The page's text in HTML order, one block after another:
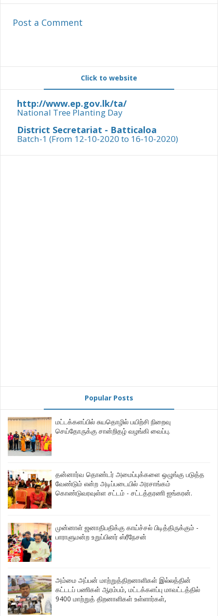
Post a Comment
Click to website
http://www.ep.gov.lk/ta/
National Tree Planting Day
District Secretariat - Batticaloa
Batch-1 (From 12-10-2020 to 16-10-2020)
Popular Posts
மட்டக்களப்பில் சுயதொழில் பயிற்சி நிறைவு
செய்தோருக்கு சான்றிதழ் வழங்கி வைப்பு.
தன்னார்வ தொண்டர் அமைப்புக்களை ஒழுங்கு படுத்த
வேண்டும் என்ற அடிப்படையில் அரசாங்கம்
கொண்டுவரவுள்ள சட்டம் - சட்டத்தரணி ஐங்கரன்.
முன்னாள் ஜனாதிபதிக்கு காய்ச்சல் பிடித்திருக்கும் -
பாராளுமன்ற உறுப்பினர் ஸ்ரீநேசன்
அம்மை அப்பன் மாற்றுத்திறனாளிகள் இல்லத்தின்
கட்டடப் பணிகள் ஆரம்பம், மட்டக்களப்பு மாவட்டத்தில்
9400 மாற்றுத் திறனாளிகள் உள்ளார்கள்,